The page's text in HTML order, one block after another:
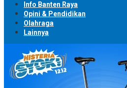
Info Banten Raya
Opini & Pendidikan
Olahraga
Lainnya